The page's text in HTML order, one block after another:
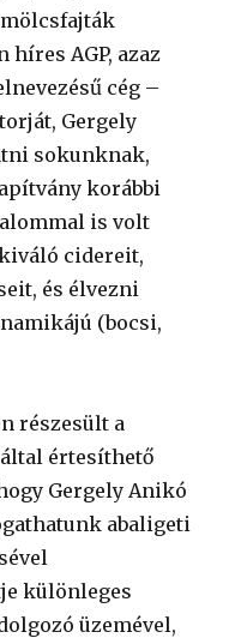
AGP, azaz
cég –
Gergely
sokunknak,
korábbi
is volt
cidereit,
és élvezni
(bocsi,
részesült a
értesíthető
Gergely Anikó
abaligeti
különleges
üzemével,